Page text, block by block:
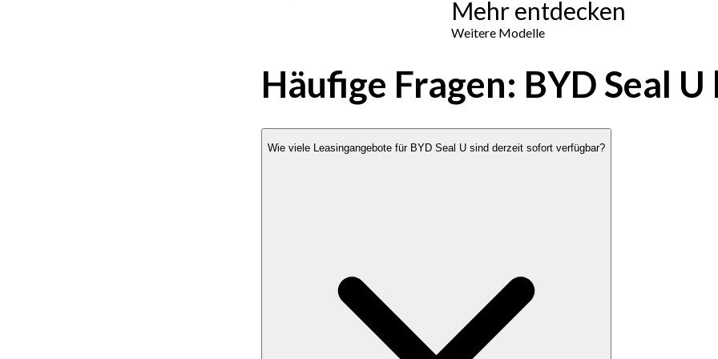
Mehr entdecken
Weitere Modelle
Häufige Fragen: BYD Seal U
Wie viele Leasingangebote für BYD Seal U sind derzeit sofort verfügbar?